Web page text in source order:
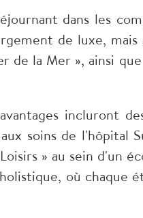
dans les
de luxe,
de la Mer », ainsi
incluront
soins de l'hôpital
» au sein d'un
où chaque